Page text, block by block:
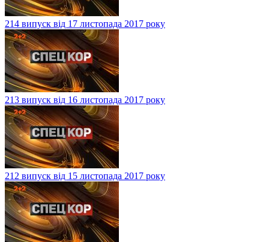
214 випуск від 17 листопада 2017 року
213 випуск від 16 листопада 2017 року
212 випуск від 15 листопада 2017 року